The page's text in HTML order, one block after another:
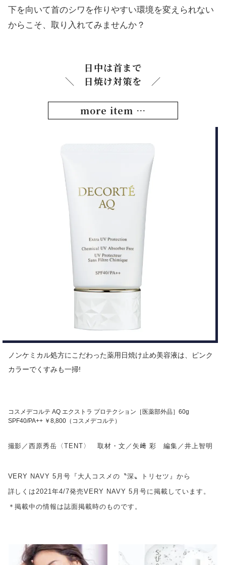
下を向いて首のシワを作りやすい環境を変えられない
からこそ、取り入れてみませんか？
日中は首まで
＼ 日焼け対策を ／
more item …
ノンケミカル処方にこだわった薬用日焼け止め美容液は、ピンク
カラーでくすみも一掃!
コスメデコルテ AQ エクストラ プロテクション［医薬部外品］60g
SPF40/PA++ ￥8,800（コスメデコルテ）
撮影／西原秀岳〈TENT〉 取材・文／矢﨑 彩 編集／井上智明
VERY NAVY 5月号『大人コスメの〝深〟トリセツ』から
詳しくは2021年4/7発売VERY NAVY 5月号に掲載しています。
＊掲載中の情報は誌面掲載時のものです。